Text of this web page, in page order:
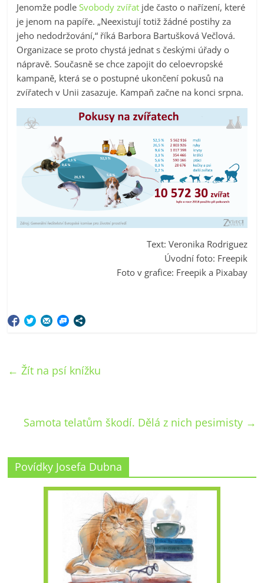
Jenomže podleSvobody zvířat jde často o nařízení, které
je jenom na papíře. „Neexistují totiž žádné postihy za
jeho nedodržování,“ říká Barbora Bartušková Večlová.
Organizace se proto chystá jednat s českými úřady o
nápravě. Současně se chce zapojit do celoevropské
kampaně, která se o postupné ukončení pokusů na
zvířatech v Unii zasazuje. Kampaň začne na konci srpna.
Text: Veronika Rodriguez
Úvodní foto: Freepik
Foto v grafice: Freepik a Pixabay
← Žít na psí knížku
Samota telatům škodí. Dělá z nich pesimisty →
Povídky Josefa Dubna